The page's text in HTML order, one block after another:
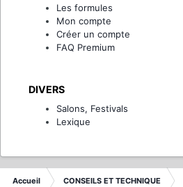
Les formules
Mon compte
Créer un compte
FAQ Premium
DIVERS
Salons, Festivals
Lexique
Accueil CONSEILS ET TECHNIQUE